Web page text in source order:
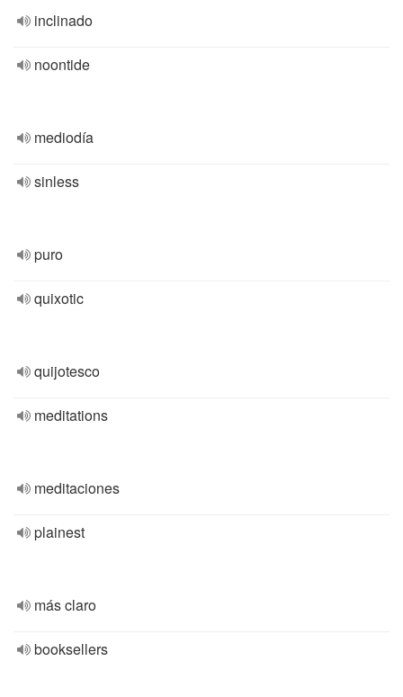
inclinado
noontide
mediodía
sinless
puro
quixotic
quijotesco
meditations
meditaciones
plainest
más claro
booksellers